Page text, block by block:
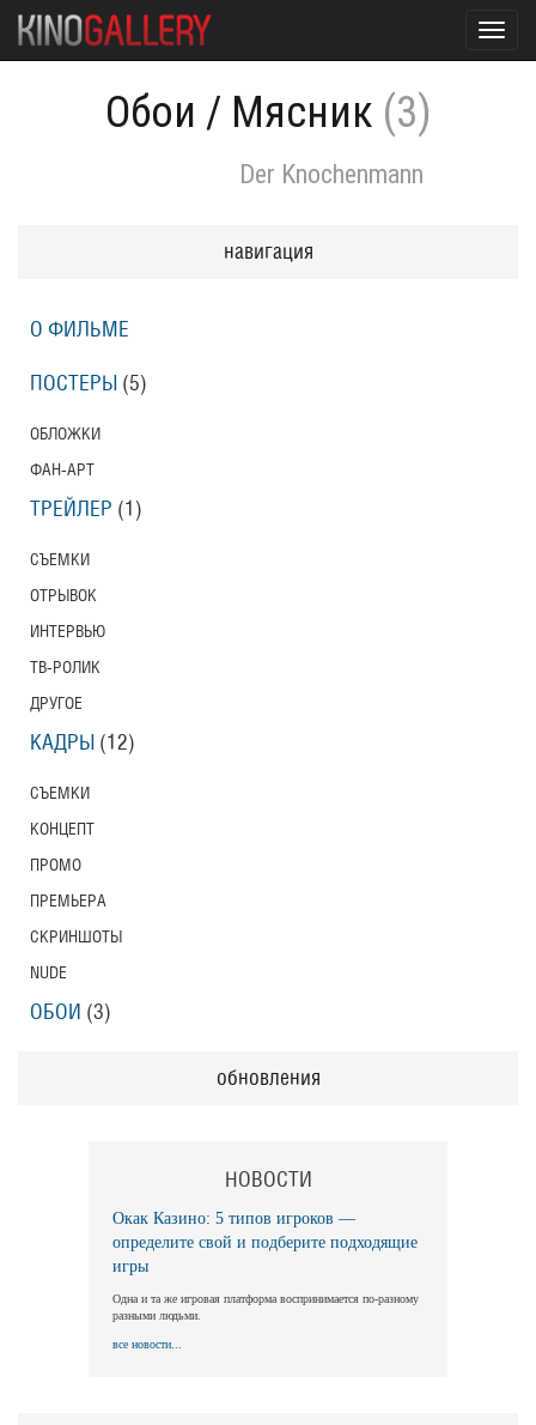
Обои / Мясник (3)
Der Knochenmann
навигация
О ФИЛЬМЕ
ПОСТЕРЫ (5)
ОБЛОЖКИ
ФАН-АРТ
ТРЕЙЛЕР (1)
СЪЕМКИ
ОТРЫВОК
ИНТЕРВЬЮ
ТВ-РОЛИК
ДРУГОЕ
КАДРЫ (12)
СЪЕМКИ
КОНЦЕПТ
ПРОМО
ПРЕМЬЕРА
СКРИНШОТЫ
NUDE
ОБОИ (3)
обновления
НОВОСТИ
Окак Казино: 5 типов игроков —
определите свой и подберите подходящие
игры
Одна и та же игровая платформа воспринимается по-разному
разными людьми.
все новости...